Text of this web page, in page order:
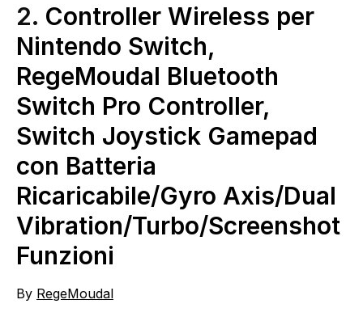
2. Controller Wireless per
Nintendo Switch,
RegeMoudal Bluetooth
Switch Pro Controller,
Switch Joystick Gamepad
con Batteria
Ricaricabile/Gyro Axis/Dual
Vibration/Turbo/Screenshot
Funzioni
By RegeMoudal